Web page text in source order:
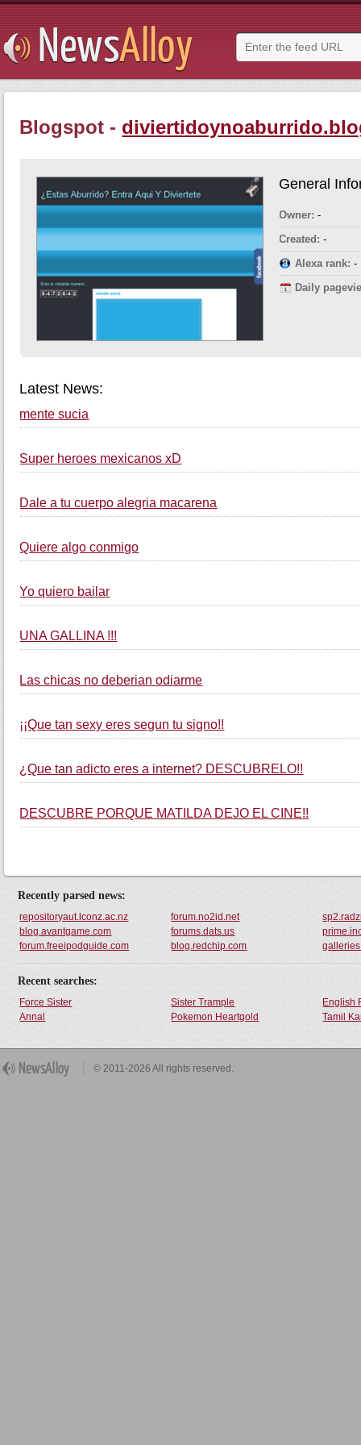
Blogspot -
General
Owner: -
Created: -
Alexa rank: -
Daily
Latest News:
mente sucia
Super heroes mexicanos xD
Dale a tu cuerpo alegria macarena
Quiere algo conmigo
Yo quiero bailar
UNA GALLINA !!!
Las chicas no deberian odiarme
¡¡Que tan sexy eres segun tu signo!!
¿Que tan adicto eres a internet? DESCUBRELO!!
DESCUBRE PORQUE MATILDA DEJO EL CINE!!
Recently parsed news:
repositoryaut.lconz.ac.nz forum.no2id.net
blog.avantgame.com
forums.dats.us
forum.freeipodguide.com
blog.redchip.com
Recent searches:
Force Sister Sister Trample
English
Annal
Pokemon Heartgold Tamil
© 2011-2026 All rights reserved.